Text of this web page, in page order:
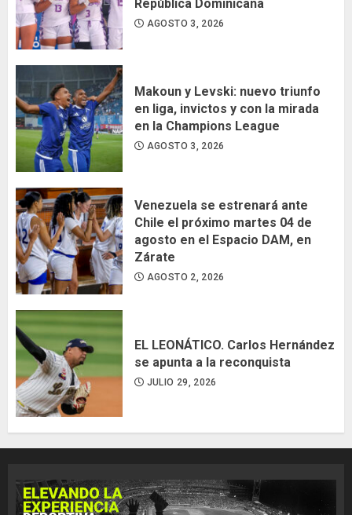
República Dominicana
AGOSTO 3, 2026
Makoun y Levski: nuevo triunfo
en liga, invictos y con la mirada
en la Champions League
AGOSTO 3, 2026
Venezuela se estrenará ante
Chile el próximo martes 04 de
agosto en el Espacio DAM, en
Zárate
AGOSTO 2, 2026
EL LEONÁTICO. Carlos Hernández
se apunta a la reconquista
JULIO 29, 2026